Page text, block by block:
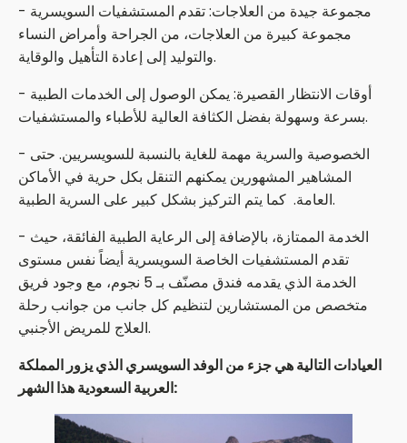
- مجموعة جيدة من العلاجات: تقدم المستشفيات السويسرية
مجموعة كبيرة من العلاجات، من الجراحة وأمراض النساء
والتوليد إلى إعادة التأهيل والوقاية.
- أوقات الانتظار القصيرة: يمكن الوصول إلى الخدمات الطبية
بسرعة وسهولة بفضل الكثافة العالية للأطباء والمستشفيات.
- الخصوصية والسرية مهمة للغاية بالنسبة للسويسريين. حتى
المشاهير المشهورين يمكنهم التنقل بكل حرية في الأماكن
العامة. كما يتم التركيز بشكل كبير على السرية الطبية.
- الخدمة الممتازة، بالإضافة إلى الرعاية الطبية الفائقة، حيث
تقدم المستشفيات الخاصة السويسرية أيضاً نفس مستوى
الخدمة الذي يقدمه فندق مصنّف بـ 5 نجوم، مع وجود فريق
متخصص من المستشارين لتنظيم كل جانب من جوانب رحلة
العلاج للمريض الأجنبي.
العيادات التالية هي جزء من الوفد السويسري الذي يزور المملكة
العربية السعودية هذا الشهر: